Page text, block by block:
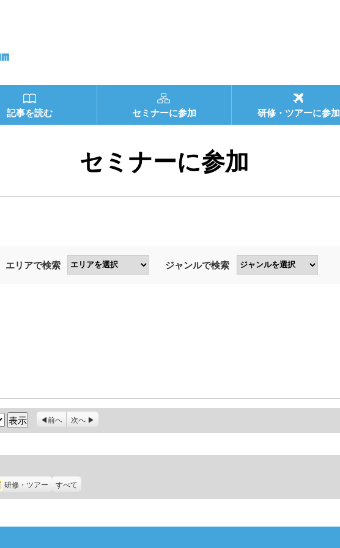
記事を読む セミナーに参加 研修・ツアーに参加
セミナーに参加
エリアで検索 ジャンルで検索
前へ 次へ
研修・ツアー すべて